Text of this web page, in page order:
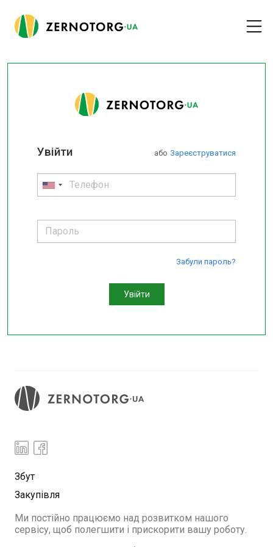
або Зареєструватися
Увійти
Забули пароль?
Увійти
Збут
Закупівля
Ми постійно працюємо над розвитком нашого
сервісу, щоб полегшити і прискорити вашу роботу.